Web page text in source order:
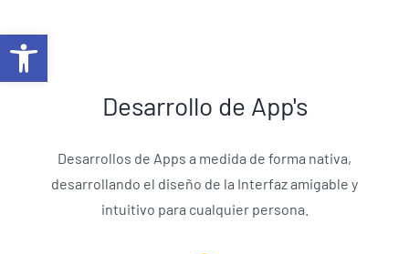
Desarrollo de App's
Desarrollos de Apps a medida de forma nativa,
desarrollando el diseño de la Interfaz amigable y
intuitivo para cualquier persona.
Abrir barra de herramientas